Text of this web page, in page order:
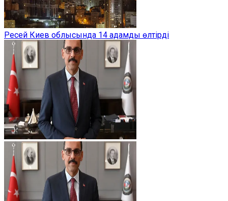
Ресей Киев облысында 14 адамды өлтірді